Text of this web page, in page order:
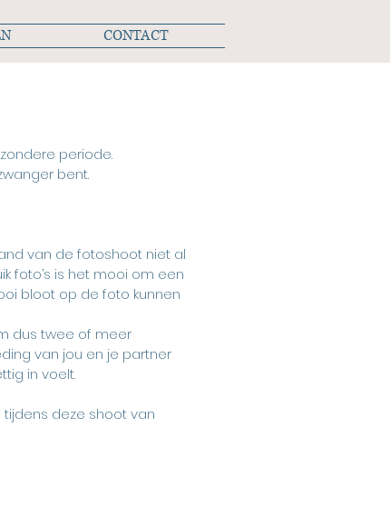
CONTACT
periode.
bent.
van de fotoshoot niet al
foto’s is het mooi om een
bloot op de foto kunnen
dus twee of meer
van jou en je partner
in voelt.
tijdens deze shoot van